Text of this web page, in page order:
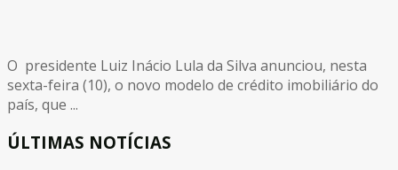
O presidente Luiz Inácio Lula da Silva anunciou, nesta
sexta-feira (10), o novo modelo de crédito imobiliário do
país, que ...
ÚLTIMAS NOTÍCIAS